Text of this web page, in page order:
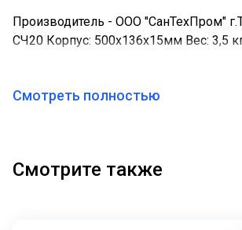
Производитель - ООО "СанТехПром"
СЧ20 Корпус: 500х136х15мм Вес: 3,5
Смотреть полностью
Смотрите также